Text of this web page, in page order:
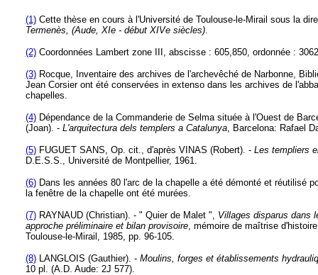
(1)Cette thèse en cours à l'Université de Toulouse-le-Mirail sous la
Termenès, (Aude, XIe - début XIVe siècles).
(2)Coordonnées Lambert zone III, abscisse : 605,850, ordonnée :
(3)Rocque, Inventaire des archives de l'archevêché de Narbonne,
Jean Corsier ont été conservées in extenso dans les archives de
chapelles.
(4)Dépendance de la Commanderie de Selma située à l'Ouest de
(Joan). - L'arquitectura dels templers a Catalunya, Barcelona: Rafael
(5)FUGUET SANS, Op. cit., d'après VINAS (Robert). - Les templiers
D.E.S.S., Université de Montpellier, 1961.
(6)Dans les années 80 l'arc de la chapelle a été démonté et réutilisé
la fenêtre de la chapelle ont été murées.
(7)RAYNAUD (Christian). - " Quier de Malet ", Villages disparus dans
approche préliminaire et bilan provisoire, mémoire de maîtrise
Toulouse-le-Mirail, 1985, pp. 96-105.
(8)LANGLOIS (Gauthier). - Moulins, forges et établissements
10 pl. (A.D. Aude: 2J 577).